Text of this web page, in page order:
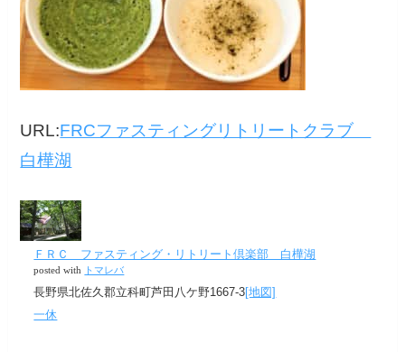
URL:FRCファスティングリトリートクラブ
白樺湖
ＦＲＣ ファスティング・リトリート倶楽部 白樺湖
posted with トマレバ
長野県北佐久郡立科町芦田八ケ野1667-3[地図]
一休